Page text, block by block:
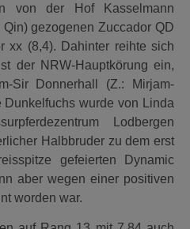
von der Hof Kasselmann
gezogenen Zuccador QD
xx (8,4). Dahinter reihte sich
der NRW-Hauptkörung ein,
Sir Donnerhall (Z.: Mirjam-
Dunkelfuchs wurde von Linda
Lodbergen
Halbbruder zu dem erst
gefeierten Dynamic
aber wegen einer positiven
worden war.